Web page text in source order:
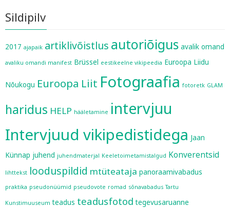
Sildipilv
2017 ajapaik artiklivõistlus autoriõigus avalik omand
avaliku omandi manifest Brüssel eestikeelne vikipeedia Euroopa Liidu
Nõukogu Euroopa Liit Fotograafia fotoretk GLAM
haridus HELP hääletamine intervjuu
Intervjuud vikipedistidega Jaan
Künnap juhend juhendmaterjal Keeletoimetamistalgud Konverentsid
lihttekst looduspildid mtüteataja panoraamivabadus
praktika pseudonüümid pseudovote romad sõnavabadus Tartu
Kunstimuuseum teadus teadusfotod tegevusaruanne